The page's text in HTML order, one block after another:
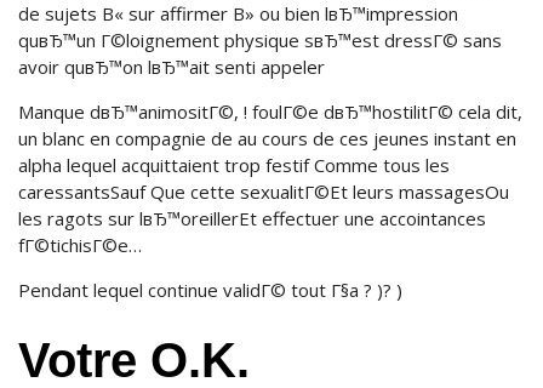
de sujets В« sur affirmer В» ou bien lвЂ™impression
quвЂ™un Г©loignement physique sвЂ™est dressГ© sans
avoir quвЂ™on lвЂ™ait senti appeler
Manque dвЂ™animositГ©, ! foulГ©e dвЂ™hostilitГ© cela dit,
un blanc en compagnie de au cours de ces jeunes instant en
alpha lequel acquittaient trop festif Comme tous les
caressantsSauf Que cette sexualitГ©Et leurs massagesOu
les ragots sur lвЂ™oreillerEt effectuer une accointances
fГ©tichisГ©e…
Pendant lequel continue validГ© tout Г§a ? )? )
Votre O.K.